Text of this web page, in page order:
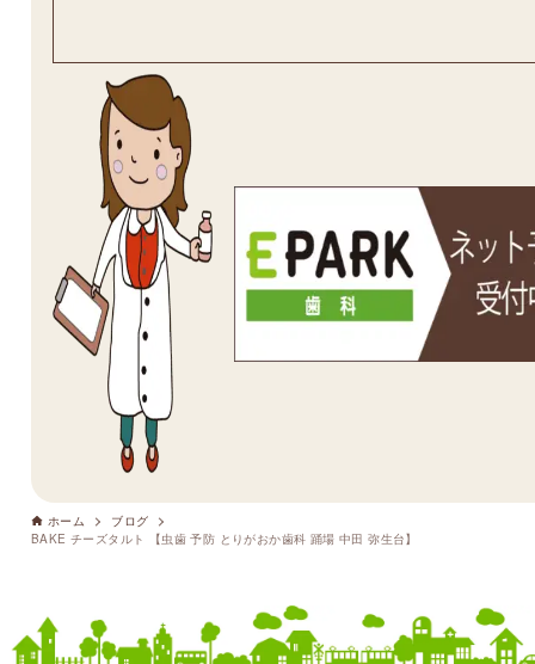
ホーム
ブログ
BAKE チーズタルト 【虫歯 予防 とりがおか歯科 踊場 中田 弥生台】